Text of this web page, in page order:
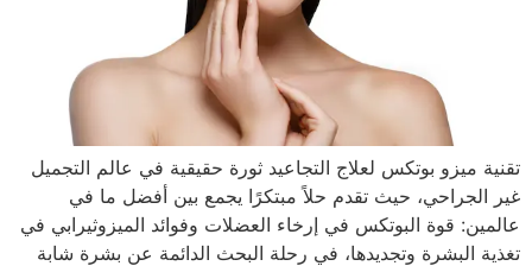
تقنية ميزو بوتكس لعلاج التجاعيد ثورة حقيقية في عالم التجميل
غير الجراحي، حيث تقدم حلاً مبتكرًا يجمع بين أفضل ما في
عالمين: قوة البوتكس في إرخاء العضلات وفوائد الميزوثيرابي في
تغذية البشرة وتجديدها، في رحلة البحث الدائمة عن بشرة شابة